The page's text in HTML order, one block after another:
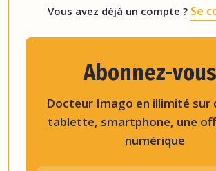
Vous avez déjà un compte ? Se
Abonnez-
Docteur Imago en illimité sur
tablette, smartphone, une
numérique